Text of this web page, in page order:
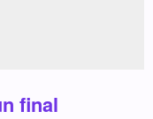
final